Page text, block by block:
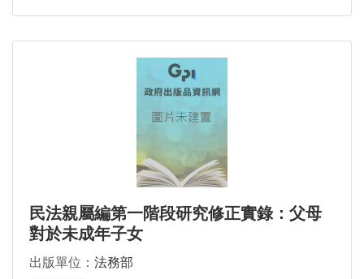
民法親屬編第一階段研究修正實錄：父母
對於未成年子女
出版單位： 法務部